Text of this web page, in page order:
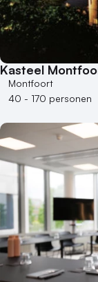
Kasteel
Montfoort
40 - 170 personen